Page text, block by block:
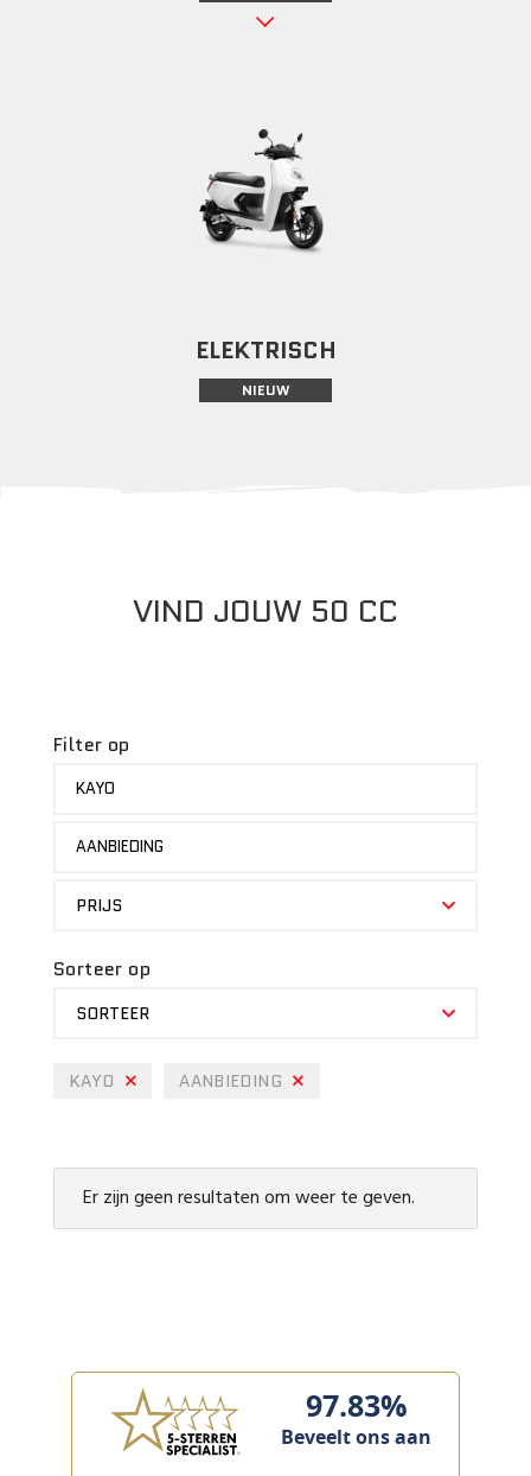
ELEKTRISCH
NIEUW
VIND JOUW 50 CC
Filter op
KAYO
AANBIEDING
PRIJS
Sorteer op
SORTEER
KAYO AANBIEDING
Er zijn geen resultaten om weer te geven.
97.83%
Beveelt ons aan